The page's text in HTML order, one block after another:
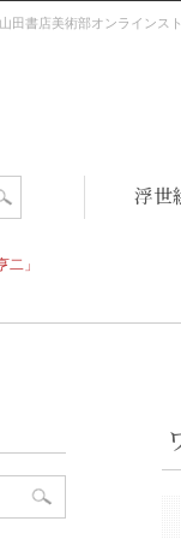
田書店美術部オンラインス
浮世
」